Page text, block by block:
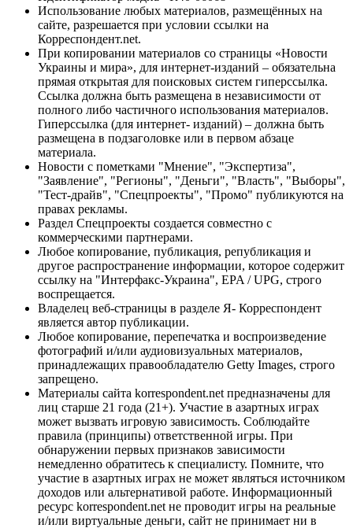
Использование любых материалов, размещённых на
сайте, разрешается при условии ссылки на
Корреспондент.net.
При копировании материалов со страницы «Новости
Украины и мира», для интернет-изданий – обязательна
прямая открытая для поисковых систем гиперссылка.
Ссылка должна быть размещена в независимости от
полного либо частичного использования материалов.
Гиперссылка (для интернет- изданий) – должна быть
размещена в подзаголовке или в первом абзаце
материала.
Новости с пометками "Мнение", "Экспертиза",
"Заявление", "Регионы", "Деньги", "Власть", "Выборы",
"Тест-драйв", "Спецпроекты", "Промо" публикуются на
правах рекламы.
Раздел Спецпроекты создается совместно с
коммерческими партнерами.
Любое копирование, публикация, републикация и
другое распространение информации, которое содержит
ссылку на "Интерфакс-Украина", EPA / UPG, строго
воспрещается.
Владелец веб-страницы в разделе Я- Корреспондент
является автор публикации.
Любое копирование, перепечатка и воспроизведение
фотографий и/или аудиовизуальных материалов,
принадлежащих правообладателю Getty Images, строго
запрещено.
Материалы сайта korrespondent.net предназначены для
лиц старше 21 года (21+). Участие в азартных играх
может вызвать игровую зависимость. Соблюдайте
правила (принципы) ответственной игры. При
обнаружении первых признаков зависимости
немедленно обратитесь к специалисту. Помните, что
участие в азартных играх не может являться источником
доходов или альтернативой работе. Информационный
ресурс korrespondent.net не проводит игры на реальные
и/или виртуальные деньги, сайт не принимает ни в